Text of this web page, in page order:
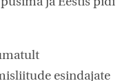
esindajate